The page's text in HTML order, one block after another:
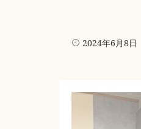
2024年6月8日